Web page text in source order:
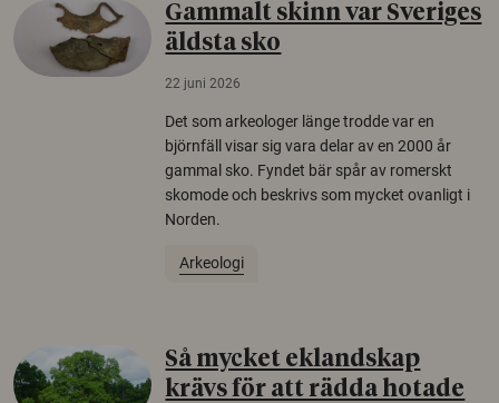
Gammalt skinn var Sveriges
äldsta sko
22 juni 2026
Det som arkeologer länge trodde var en
björnfäll visar sig vara delar av en 2000 år
gammal sko. Fyndet bär spår av romerskt
skomode och beskrivs som mycket ovanligt i
Norden.
Arkeologi
Så mycket eklandskap
krävs för att rädda hotade